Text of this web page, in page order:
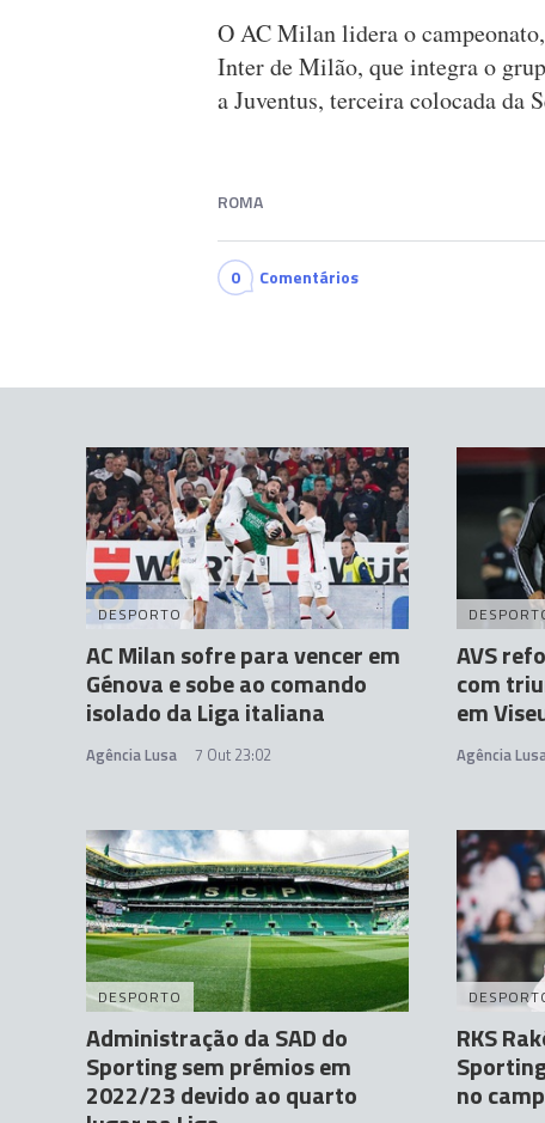
O AC Milan lidera o
Inter de Milão, que integra o
a Juventus, terceira colocada da
ROMA
0 Comentários
DESPORTO
AC Milan sofre para vencer em
Génova e sobe ao comando
isolado da Liga italiana
Agência Lusa 7 Out 23:02
AVS
com
em
Agência
DESPORTO
Administração da SAD do
Sporting sem prémios em
2022/23 devido ao quarto
RKS
no